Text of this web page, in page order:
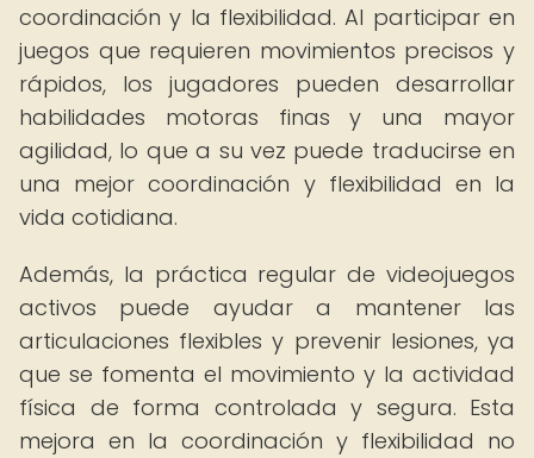
coordinación y la flexibilidad. Al participar en
juegos que requieren movimientos precisos y
rápidos, los jugadores pueden desarrollar
habilidades motoras finas y una mayor
agilidad, lo que a su vez puede traducirse en
una mejor coordinación y flexibilidad en la
vida cotidiana.
Además, la práctica regular de videojuegos
activos puede ayudar a mantener las
articulaciones flexibles y prevenir lesiones, ya
que se fomenta el movimiento y la actividad
física de forma controlada y segura. Esta
mejora en la coordinación y flexibilidad no